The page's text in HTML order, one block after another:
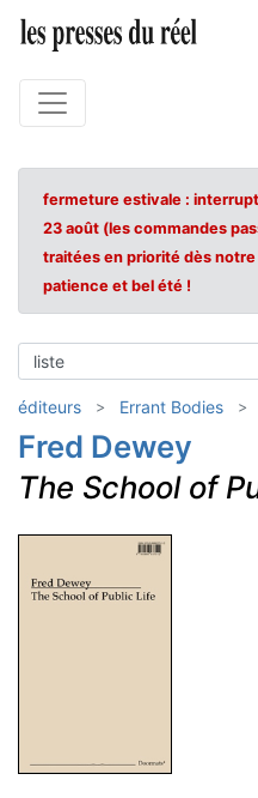
fermeture estivale :
23 août (les commandes
traitées en priorité dès
patience et bel été !
éditeurs Errant Bodies
Fred Dewey
The School of